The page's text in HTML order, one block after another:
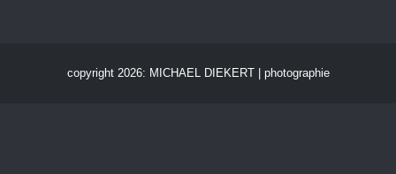
copyright 2026: MICHAEL DIEKERT | photographie